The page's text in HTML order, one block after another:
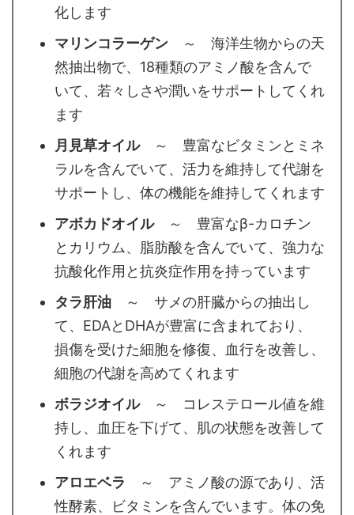
化します
マリンコラーゲン ～ 海洋生物からの天
然抽出物で、18種類のアミノ酸を含んで
いて、若々しさや潤いをサポートしてくれ
ます
月見草オイル～ 豊富なビタミンとミネ
ラルを含んでいて、活力を維持して代謝を
サポートし、体の機能を維持してくれます
アボカドオイル～ 豊富なβ-カロチン
とカリウム、脂肪酸を含んでいて、強力な
抗酸化作用と抗炎症作用を持っています
タラ肝油 ～ サメの肝臓からの抽出し
て、EDAとDHAが豊富に含まれており、
損傷を受けた細胞を修復、血行を改善し、
細胞の代謝を高めてくれます
ボラジオイル～ コレステロール値を維
持し、血圧を下げて、肌の状態を改善して
くれます
アロエベラ ～ アミノ酸の源であり、活
性酵素、ビタミンを含んでいます。体の免